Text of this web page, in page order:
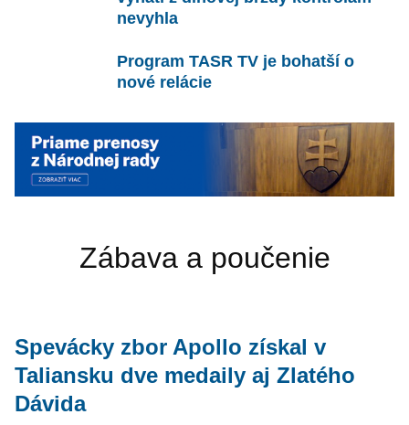
nevyhla
Program TASR TV je bohatší o
nové relácie
Zábava a poučenie
Spevácky zbor Apollo získal v
Taliansku dve medaily aj Zlatého
Dávida